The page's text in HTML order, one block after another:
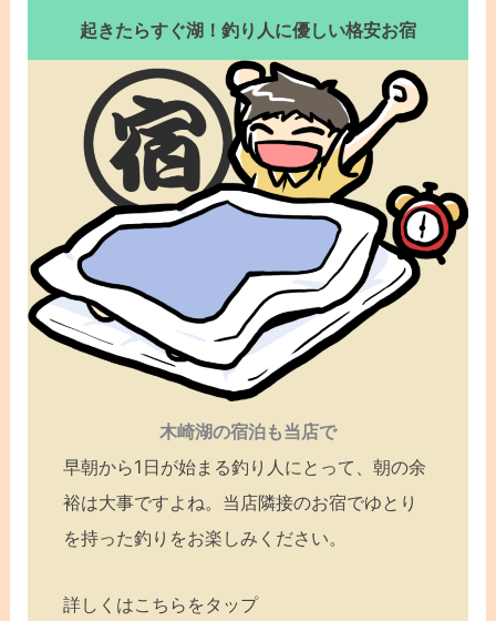
起きたらすぐ湖！釣り人に優しい格安お宿
木崎湖の宿泊も当店で
早朝から1日が始まる釣り人にとって、朝の余
裕は大事ですよね。当店隣接のお宿でゆとり
を持った釣りをお楽しみください。
詳しくはこちらをタップ